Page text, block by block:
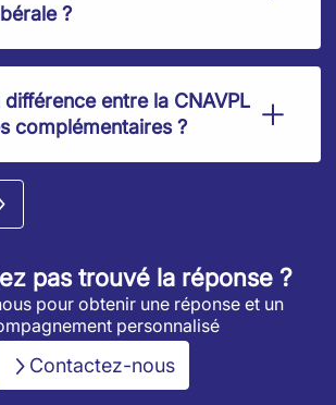
?
différence entre la CNAVPL
complémentaires ?
pas trouvé la réponse ?
pour obtenir une réponse et un
personnalisé
Contactez-nous